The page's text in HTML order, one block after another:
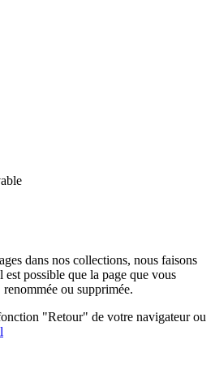
dans nos collections, nous faisons
possible que la page que vous
ou supprimée.
"Retour" de votre navigateur ou